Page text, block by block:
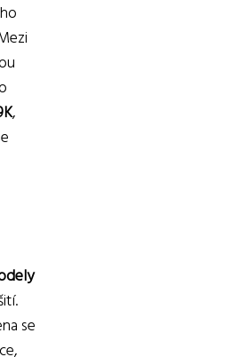
,
se